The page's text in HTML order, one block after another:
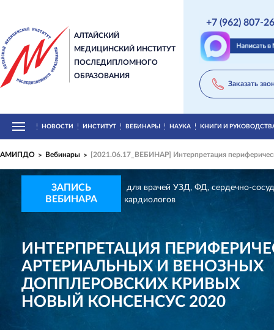
АЛТАЙСКИЙ
МЕДИЦИНСКИЙ ИНСТИТУТ
ПОСЛЕДИПЛОМНОГО
ОБРАЗОВАНИЯ
+7 (962) 807-
Заказать
НОВОСТИ ИНСТИТУТ ВЕБИНАРЫ НАУКА КНИГИ И
АМИПДО Вебинары [2021.06.17_ВЕБИНАР] Интерпретация
ЗАПИСЬ
ВЕБИНАРА
для врачей УЗД, ФД, сердечно-
кардиологов
ИНТЕРПРЕТАЦИЯ
АРТЕРИАЛЬНЫХ И ВЕНОЗНЫХ
ДОППЛЕРОВСКИХ КРИВЫХ
НОВЫЙ КОНСЕНСУС 2020